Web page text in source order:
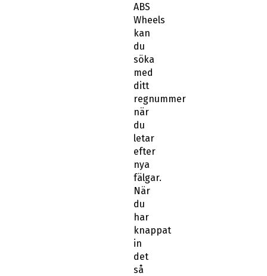
ABS
Wheels
kan
du
söka
med
ditt
regnummer
när
du
letar
efter
nya
fälgar.
När
du
har
knappat
in
det
så